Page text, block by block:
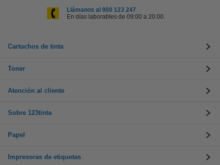
Llámanos al 900 123 247
En días laborables de 09:00 a 20:00.
Cartuchos de tinta
Toner
Atención al cliente
Sobre 123tinta
Papel
Impresoras de etiquetas